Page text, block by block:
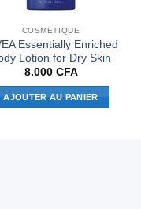
COSMÉTIQUE
Essentially Enriched
Lotion for Dry Skin
8.000 CFA
AJOUTER AU PANIER